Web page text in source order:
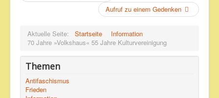
Aufruf zu einem Gedenken
Aktuelle Seite: Startseite
Information
70 Jahre »Volkshaus« 55 Jahre Kulturvereinigung
Themen
Antifaschismus
Frieden